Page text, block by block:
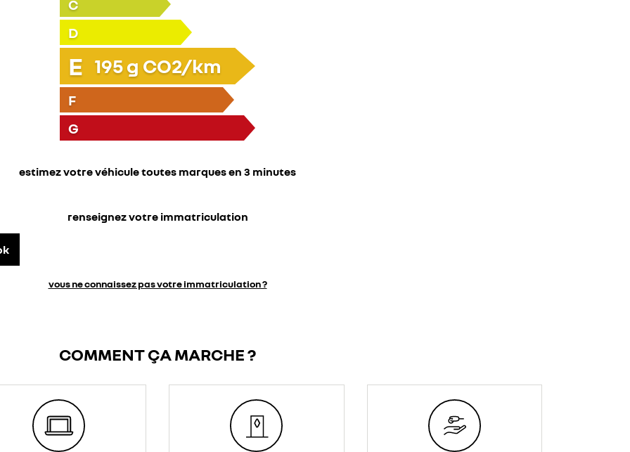
C
D
E 195g CO2/km
F
G
estimez votre véhicule toutes marques en 3 minutes
renseignez votre immatriculation
vous ne connaissez pas votre immatriculation ?
COMMENT ÇA MARCHE ?